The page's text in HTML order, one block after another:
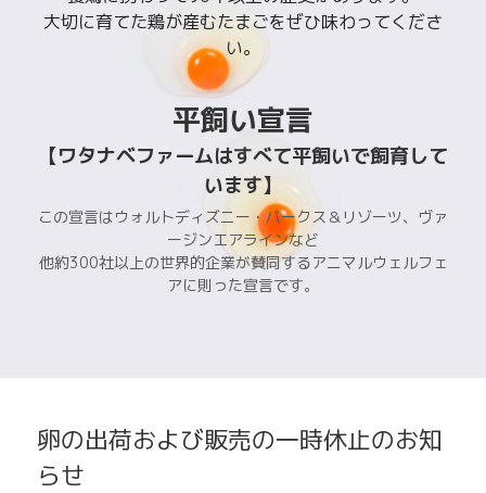
大切に育てた鶏が産むたまごをぜひ味わってくださ
い。
平飼い宣言
【ワタナベファームはすべて平飼いで飼育して
います】
この宣言はウォルトディズニー・パークス＆リゾーツ、ヴァ
ージンエアラインなど
他約300社以上の世界的企業が賛同するアニマルウェルフェ
アに則った宣言です。
卵の出荷および販売の一時休止のお知
らせ